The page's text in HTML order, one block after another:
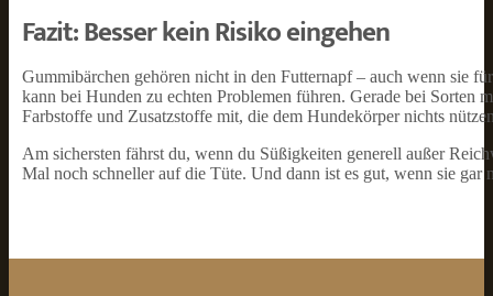
Fazit: Besser kein Risiko eingehen
Gummibärchen gehören nicht in den Futternapf – auch wenn sie
kann bei Hunden zu echten Problemen führen. Gerade bei
Farbstoffe und Zusatzstoffe mit, die dem Hundekörper nichts
Am sichersten fährst du, wenn du Süßigkeiten generell außer
Mal noch schneller auf die Tüte. Und dann ist es gut, wenn sie gar